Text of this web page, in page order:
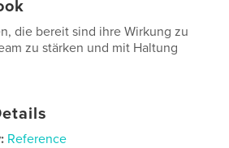
die bereit sind ihre Wirkung zu
zu stärken und mit Haltung
Reference